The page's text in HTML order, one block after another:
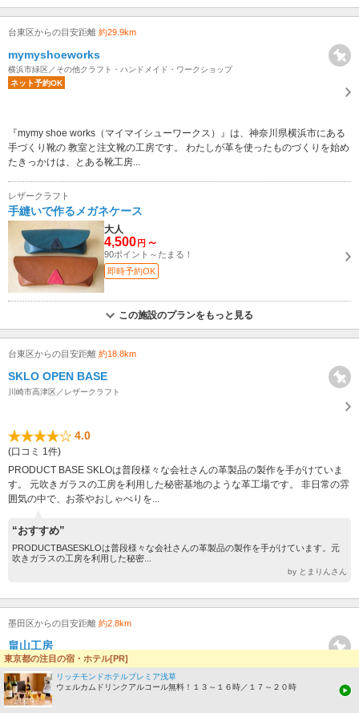
台東区からの目安距離 約29.9km
mymyshoeworks
横浜市緑区／その他クラフト・ハンドメイド・ワークショップ
ネット予約OK
『mymy shoe works（マイマイシューワークス）』は、神奈川県横浜市にある
手づくり靴の 教室と注文靴の工房です。 わたしが革を使ったものづくりを始め
たきっかけは、とある靴工房...
レザークラフト
手縫いで作るメガネケース
大人
4,500 円 ～
90ポイント～たまる！
即時予約OK
この施設のプランをもっと見る
台東区からの目安距離 約18.8km
SKLO OPEN BASE
川崎市高津区／レザークラフト
4.0
(口コミ 1件)
PRODUCT BASE SKLOは普段様々な会社さんの革製品の製作を手がけていま
す。 元吹きガラスの工房を利用した秘密基地のような革工場です。 非日常の雰
囲気の中で、お茶やおしゃべりを...
“おすすめ”
PRODUCTBASESKLOは普段様々な会社さんの革製品の製作を手がけています。元
吹きガラスの工房を利用した秘密...
by とまりんさん
墨田区からの目安距離 約2.8km
畠山工房
江東区／レザークラフト
ネット予約OK
東京都の注目の宿・ホテル[PR]
リッチモンドホテルプレミア浅草
ウェルカムドリンクアルコール無料！１３～１６時／１７～２０時